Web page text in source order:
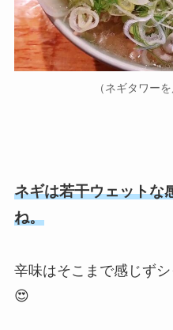
（ネギタワー
ネギは若干ウェットな
ね。
辛味はそこまで感じず
😍